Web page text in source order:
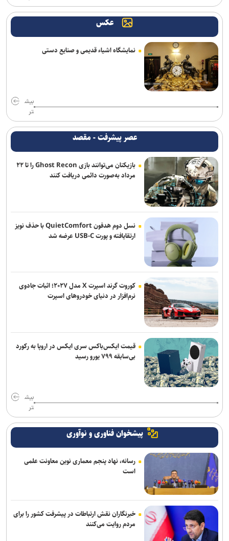
خبرنگاری در روزهای عادی، پیشه‌ای شریف، اما در روزهای سخت، سیمایی
از مجاهدت فرهنگی و اجتماعی پیدا می‌کند
ادای دین پیتر شومان به کودکان میناب/ بیانیه‌ای جهانی در صحنه
جشنواره بین‌المللی نمایش عروسکی «تهران-مبارک»
دور دوم اجرای کمدی «سندباد و فیروز» در خانه نمایش مهرگان
عکس
نمایشگاه اشیاء قدیمی و صنایع دستی
بیش
تر
عصر پیشرفت - مقصد
بازیکنان می‌توانند بازی Ghost Recon را تا ۲۲
مرداد به‌صورت دائمی دریافت کنند
نسل دوم هدفون QuietComfort با حذف نویز
ارتقایافته و پورت USB-C عرضه شد
کوروت گرند اسپرت X مدل ۲۰۲۷؛ اثبات جادوی
نرم‌افزار در دنیای خودروهای اسپرت
قیمت ایکس‌باکس سری ایکس در اروپا به رکورد
بی‌سابقه ۷۹۹ یورو رسید
بیش
تر
پیشخوان فناوری و نوآوری
رسانه، نهاد پنجم معماری نوین معاونت علمی
است
خبرنگاران نقش ارتباطات در پیشرفت کشور را برای
مردم روایت می‌کنند